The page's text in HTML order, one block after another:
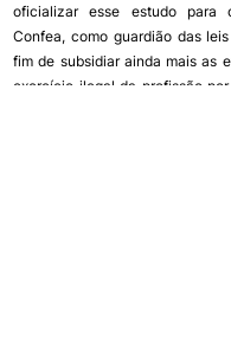
oficializar esse estudo para
Confea, como guardião das
fim de subsidiar ainda mais as
exercício ilegal da profissão